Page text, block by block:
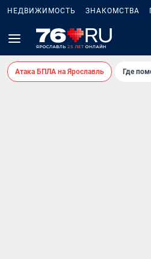
НЕДВИЖИМОСТЬ ЗНАКОМСТВА
Атака БПЛА на Ярославль Где